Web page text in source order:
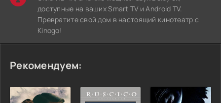
доступные на ваших Smart TV и Android TV.
Превратите свой дом в настоящий кинотеатр с
Kinogo!
Рекомендуем: